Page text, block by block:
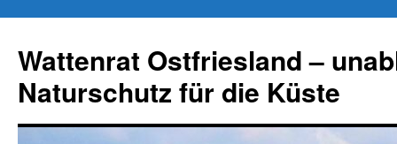
springen
Wattenrat Ostfriesland –
Naturschutz für die Küste